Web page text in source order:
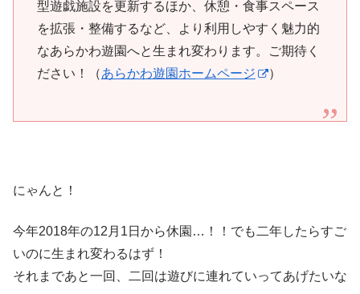
型遊戯施設を更新するほか、休憩・食事スペース
を拡張・整備するなど、より利用しやすく魅力的
なあらかわ遊園へと生まれ変わります。ご期待く
ださい！（あらかわ遊園ホームページ ）
にゃんと！
今年2018年の12月1日から休園…！！でも二年したらすご
いのに生まれ変わるはず！
それまであと一回、二回は遊びに連れていってあげたいな